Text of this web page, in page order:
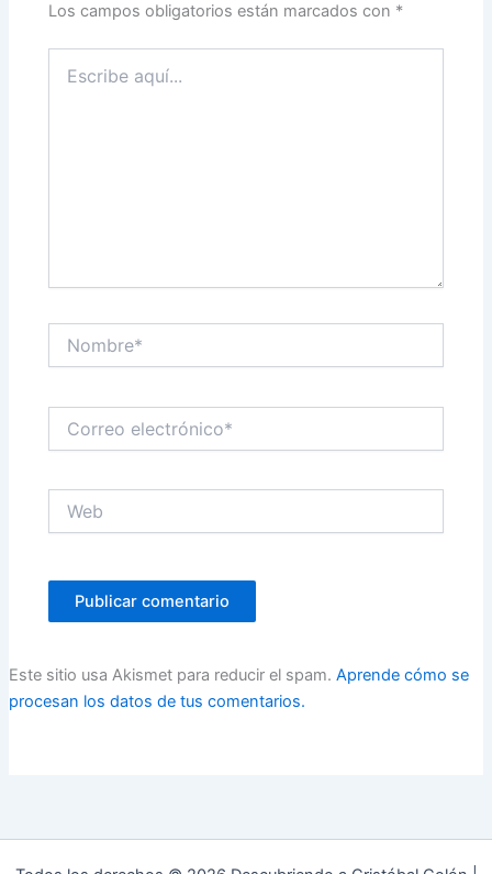
Los campos obligatorios están marcados con *
aquí...
electrónico*
Este sitio usa Akismet para reducir el spam. Aprende cómo se
procesan los datos de tus comentarios.